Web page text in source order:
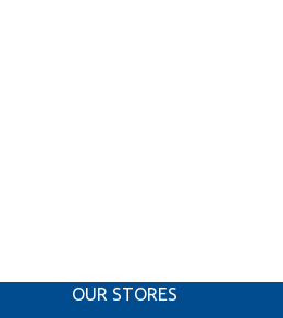
OUR STORES